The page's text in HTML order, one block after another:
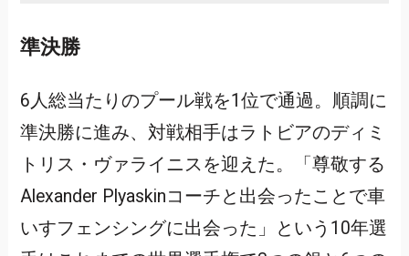
準決勝
6人総当たりのプール戦を1位で通過。順調に
準決勝に進み、対戦相手はラトビアのディミ
トリス・ヴァライニスを迎えた。「尊敬する
Alexander Plyaskinコーチと出会ったことで車
いすフェンシングに出会った」という10年選